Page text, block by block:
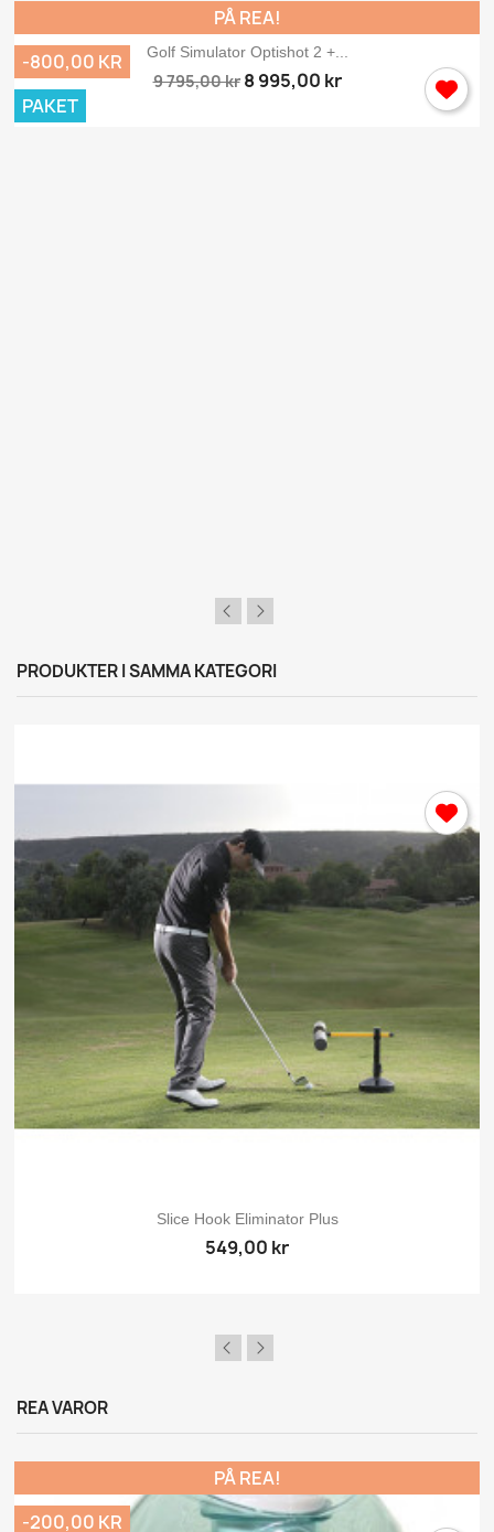
Golf Simulator Optishot 2 +...
9 795,00 kr 8 995,00 kr
PÅ REA!
-800,00 KR
PAKET
PRODUKTER I SAMMA KATEGORI
Slice Hook Eliminator Plus
549,00 kr
REA VAROR
PÅ REA!
-200,00 KR